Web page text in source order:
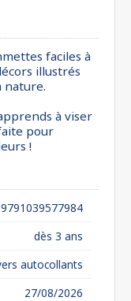
faciles à
illustrés
nature.
à viser
pour
!
9791039577984
dès 3 ans
autocollants
27/08/2026